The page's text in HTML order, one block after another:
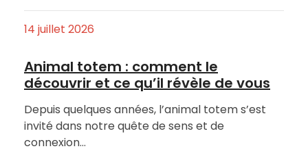
14 juillet 2026
Animal totem : comment le
découvrir et ce qu’il révèle de vous
Depuis quelques années, l’animal totem s’est
invité dans notre quête de sens et de
connexion…